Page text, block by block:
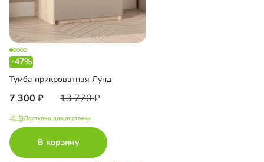
-47%
Тумба прикроватная Лунд
7 300 13 770
Доступно для доставки
В корзину